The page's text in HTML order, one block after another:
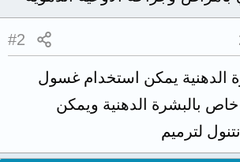
#2
الدهنية يمكن استخدام غسول
بالبشرة الدهنية ويمكن
لترميم